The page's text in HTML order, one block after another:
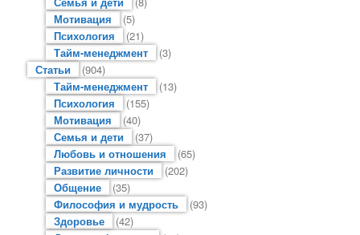
Мотивация
(5)
Психология
(21)
Тайм-менеджмент
(3)
Статьи
(904)
Тайм-менеджмент
(13)
Психология
(155)
Мотивация
(40)
Семья и дети
(37)
Любовь и отношения
(65)
Развитие личности
(202)
Общение
(35)
Философия и мудрость
(93)
Здоровье
(42)